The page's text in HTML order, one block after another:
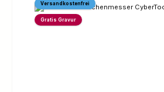
Versandkostenfrei
Gratis Gravur